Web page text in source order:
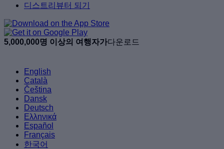
디스트리뷰터 되기
5,000,000명 이상의 여행자가다운로드
English
Català
Čeština
Dansk
Deutsch
Ελληνικά
Español
Français
한국어